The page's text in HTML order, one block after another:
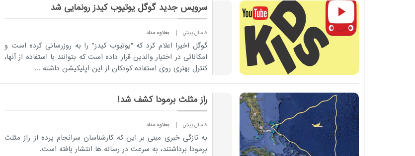
سرویس جدید گوگل یوتیوب کیدز رونمایی شد
8 سال پیش بعلاوه مداد
گوگل اخیرا اعلام کرد که "یوتیوب کیدز" را به روزرسانی کرده است و
امکاناتی در اختیار والدین قرار داده است که بتوانند با استفاده از آنها،
کنترل بهتری روی استفاده کودکان از این اپلیکیشن داشته ...
راز مثلث برمودا کشف شد!
8 سال پیش بعلاوه مداد
به تازگی خبری مبنی بر این که کارشناسان سرانجام پرده از راز مثلث
برمودا برداشتند، به سرعت در رسانه ها انتشار یافته است.